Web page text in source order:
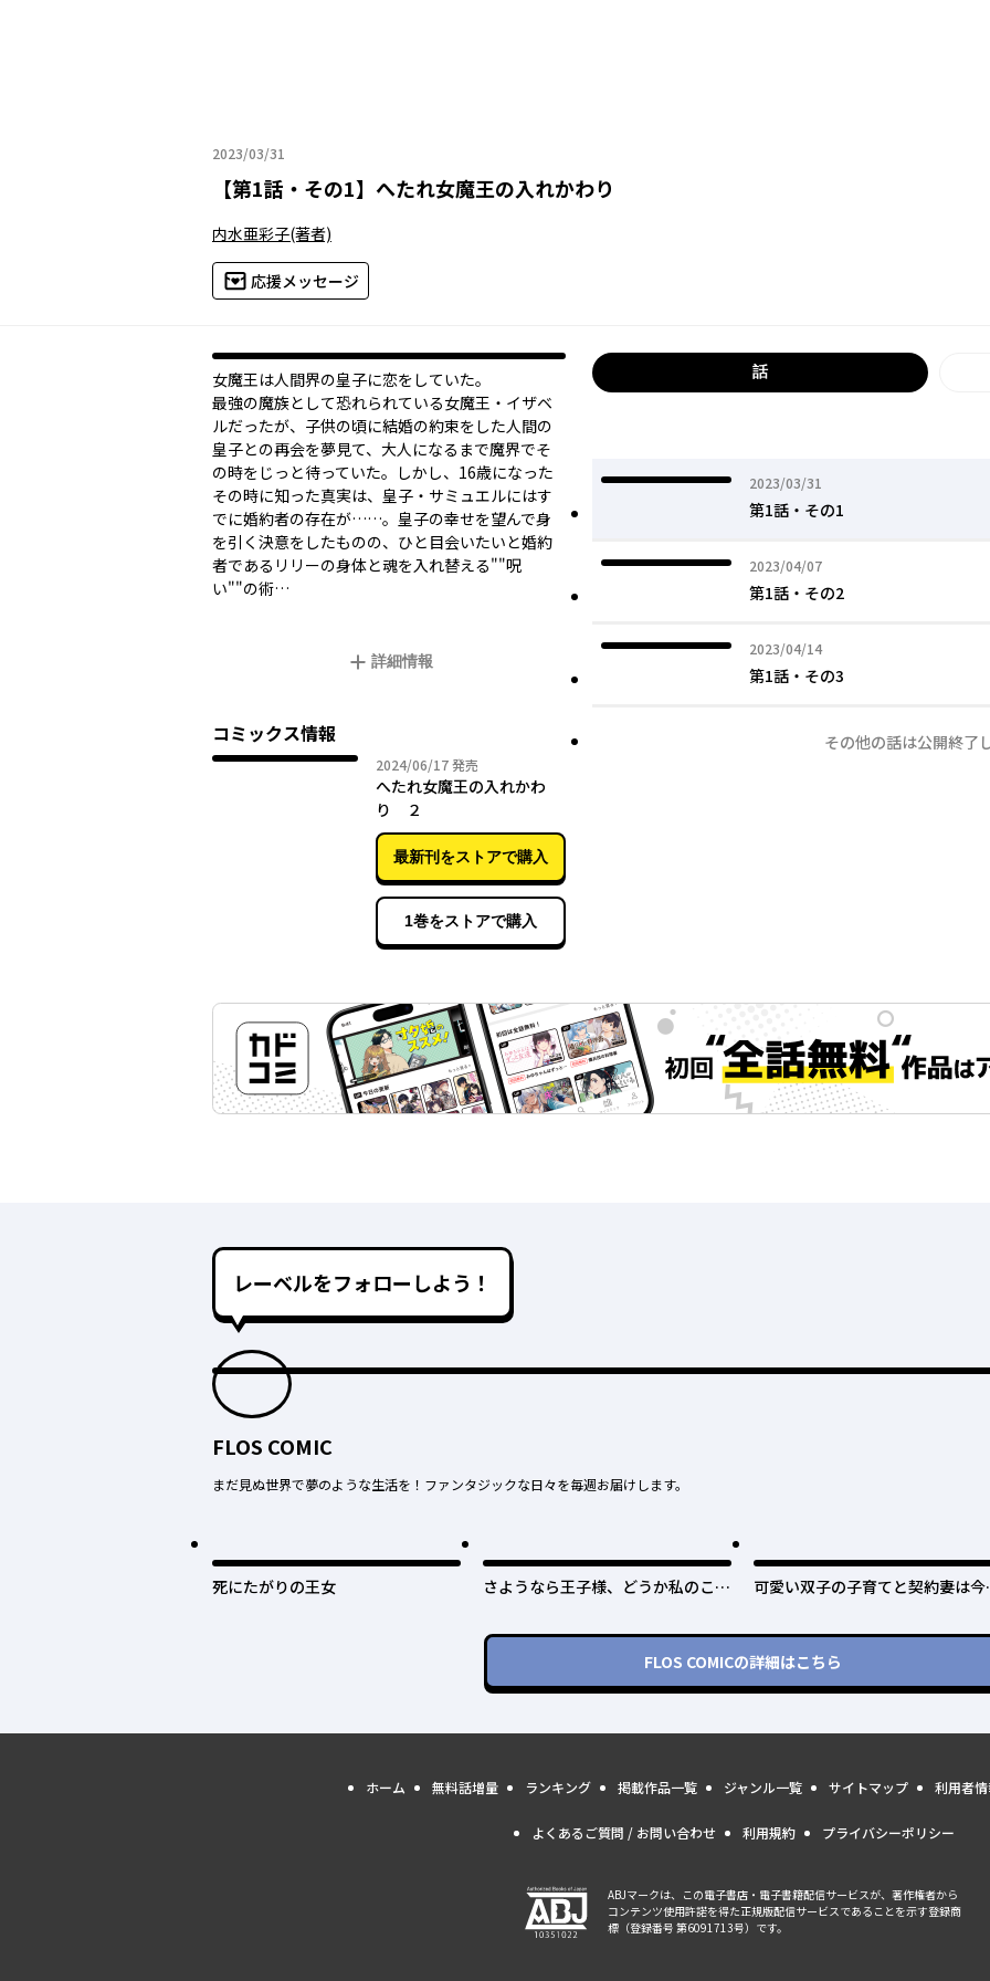
2023/03/31
2023年03月31日
【第1話・その1】 へたれ女魔王の入れかわり
内水亜彩子(著者)
応援メッセージ
女魔王は人間界の皇子に恋をしていた。
最強の魔族として恐れられている女魔王・イザベ
ルだったが、子供の頃に結婚の約束をした人間の
皇子との再会を夢見て、大人になるまで魔界でそ
の時をじっと待っていた。しかし、16歳になった
その時に知った真実は、皇子・サミュエルにはす
でに婚約者の存在が……。皇子の幸せを望んで身
を引く決意をしたものの、ひと目会いたいと婚約
者であるリリーの身体と魂を入れ替える""呪
い""の術…
詳細情報
コミックス情報
2024/06/172024年06月17日
発売
へたれ女魔王の入れかわ
り ２
最新刊をストアで購入
1巻をストアで購入
話
2023/03/31
2023年03月31日
第1話・その1
2023/04/07
2023年04月07日
第1話・その2
2023/04/14
2023年04月14日
第1話・その3
その他の話は公開終了
レーベルをフォローしよう！
FLOS COMIC
まだ見ぬ世界で夢のような生活を！ファンタジックな日々を毎週お届けします。
死にたがりの王女
さようなら王子様、どうか私のこと
可愛い双子の子育てと契約妻は今
FLOS COMICの詳細はこちら
ホーム 無料話増量 ランキング 掲載作品一覧 ジャンル一覧 サイトマップ 利用者
よくあるご質問 / お問い合わせ 利用規約 プライバシーポリシー
ABJマークは、この電子書店・電子書籍配信サービスが、著作権者から
コンテンツ使用許諾を得た正規版配信サービスであることを示す登録商
標（登録番号 第6091713号）です。